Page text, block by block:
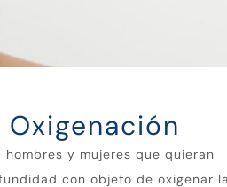
y mujeres que quieran
con objeto de oxigenar la